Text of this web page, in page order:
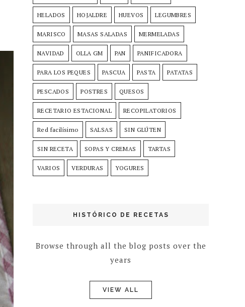
HELADOS HOJALDRE HUEVOS LEGUMBRES
MARISCO MASAS SALADAS MERMELADAS
NAVIDAD OLLA GM PAN PANIFICADORA
PARA LOS PEQUES PASCUA PASTA PATATAS
PESCADOS POSTRES QUESOS
RECETARIO ESTACIONAL RECOPILATORIOS
Red facilísimo SALSAS SIN GLÚTEN
SIN RECETA SOPAS Y CREMAS TARTAS
VARIOS VERDURAS YOGURES
HISTÓRICO DE RECETAS
Browse through all the blog posts over the
years
VIEW ALL